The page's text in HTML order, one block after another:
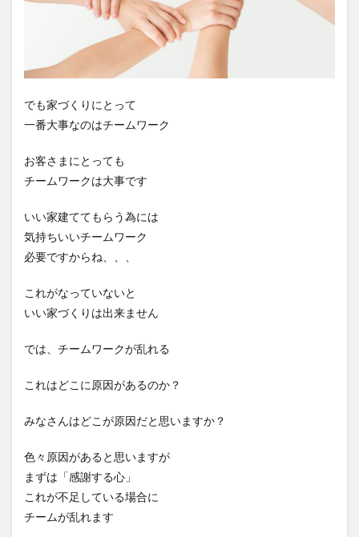
でも家づくりにとって
一番大事なのはチームワーク
お客さまにとっても
チームワークは大事です
いい家建ててもらう為には
気持ちいいチームワーク
必要ですからね、、、
これがなっていないと
いい家づくりは出来ません
では、チームワークが乱れる
これはどこに原因があるのか？
みなさんはどこが原因だと思いますか？
色々原因があると思いますが
まずは「感謝する心」
これが不足している場合に
チームが乱れます